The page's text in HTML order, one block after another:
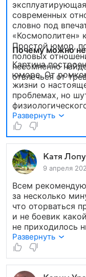
современных
словно под
«Космополитен»
Простой юмор,
половых
несомненно
отвлечься от
Почему можно
Картина
юморе. От
жизни о
проблемах, но
не просто о
постоянном
которые только
чувство
Развернуть
Катя
9 апреля
Всем
за несколько
что оторваться
и не боевик
не приходилось
подобранные
персонажей, а
нашу с вами
трудно
Развернуть